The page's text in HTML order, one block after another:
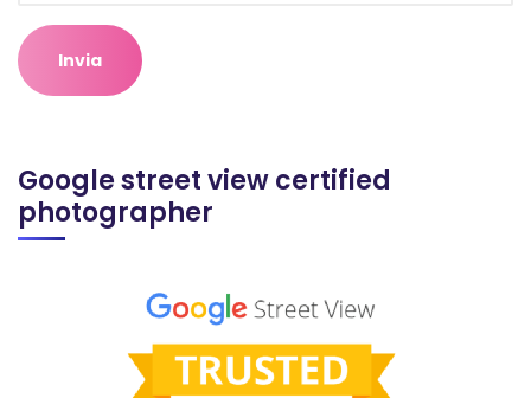
Google street view certified
photographer